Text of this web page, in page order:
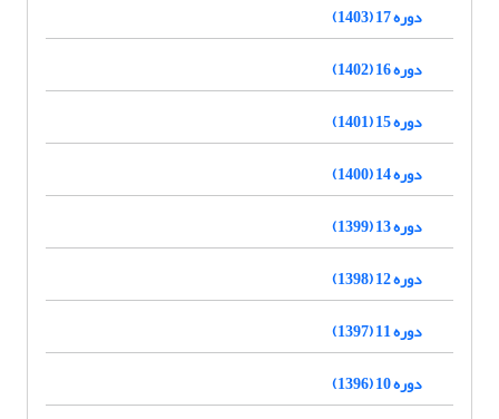
دوره 17 (1403)
دوره 16 (1402)
دوره 15 (1401)
دوره 14 (1400)
دوره 13 (1399)
دوره 12 (1398)
دوره 11 (1397)
دوره 10 (1396)